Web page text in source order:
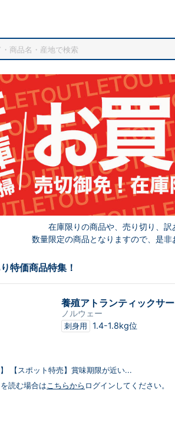
在庫限りの商品や、売り切り、訳
数量限定の商品となりますので、是非
特価商品特集！
養殖アトランティックサ
ノルウェー
刺身用 1.4-1.8kg位
】 【スポット特売】賞味期限が近い...
読む場合はこちらから ログインしてください。